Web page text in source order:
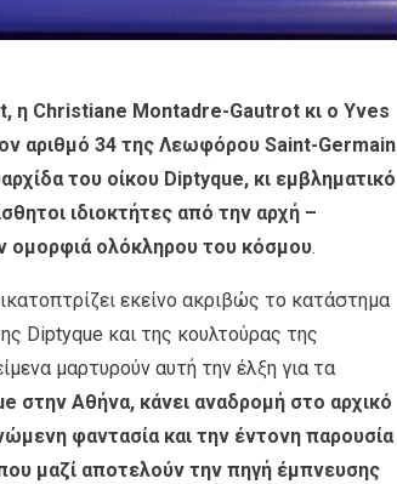
η Christiane Montadre-Gautrot κι ο Yves
αριθμό 34 της Λεωφόρου Saint-Germain
του οίκου Diptyque, κι εμβληματικό
ιδιοκτήτες από την αρχή –
ομορφιά ολόκληρου του κόσμου.
εκείνο ακριβώς το κατάστημα
Diptyque και της κουλτούρας της
μαρτυρούν αυτή την έλξη για τα
στην Αθήνα, κάνει αναδρομή στο αρχικό
φαντασία και την έντονη παρουσία
μαζί αποτελούν την πηγή έμπνευσης